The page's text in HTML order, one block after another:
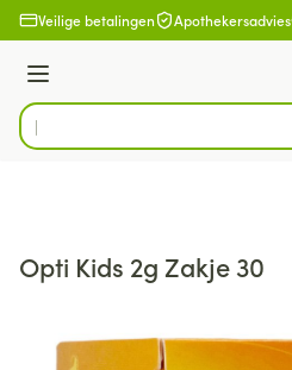
Ga naar de inhoud
Veilige betalingen Apothekersadvies
Menu
Product, merk, categorie...
Opti Kids 2g Zakje 30